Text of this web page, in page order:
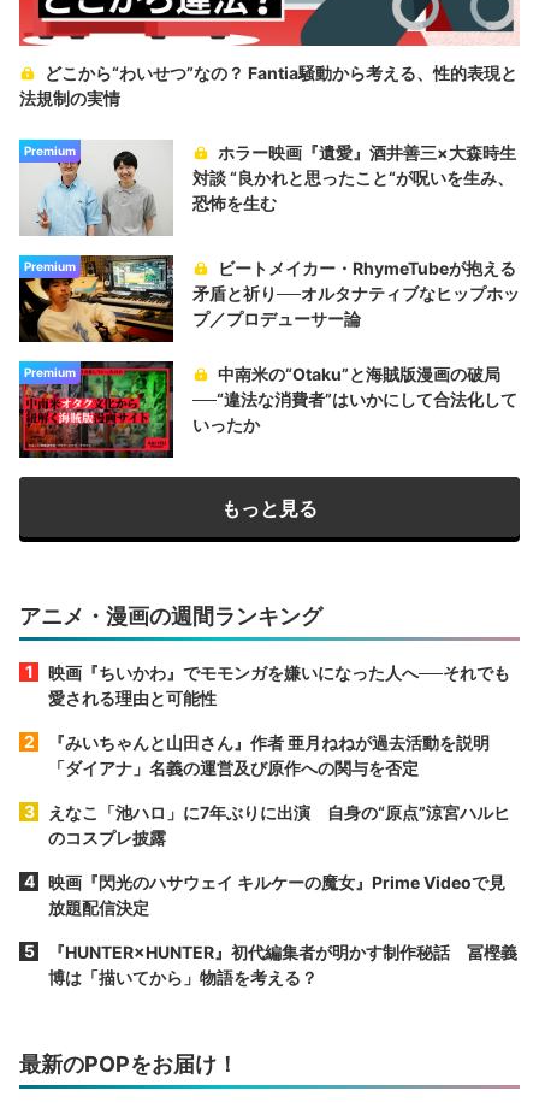
どこから“わいせつ”なの？ Fantia騒動から考える、性的表現と
法規制の実情
Premium
ホラー映画『遺愛』酒井善三×大森時生
対談 “良かれと思ったこと“が呪いを生み、
恐怖を生む
Premium
ビートメイカー・RhymeTubeが抱える
矛盾と祈り──オルタナティブなヒップホッ
プ／プロデューサー論
Premium
中南米の“Otaku”と海賊版漫画の破局
──“違法な消費者”はいかにして合法化して
いったか
もっと見る
アニメ・漫画の週間ランキング
映画『ちいかわ』でモモンガを嫌いになった人へ──それでも
愛される理由と可能性
『みいちゃんと山田さん』作者 亜月ねねが過去活動を説明
「ダイアナ」名義の運営及び原作への関与を否定
えなこ「池ハロ」に7年ぶりに出演 自身の“原点”涼宮ハルヒ
のコスプレ披露
映画『閃光のハサウェイ キルケーの魔女』Prime Videoで見
放題配信決定
『HUNTER×HUNTER』初代編集者が明かす制作秘話 冨樫義
博は「描いてから」物語を考える？
最新のPOPをお届け！